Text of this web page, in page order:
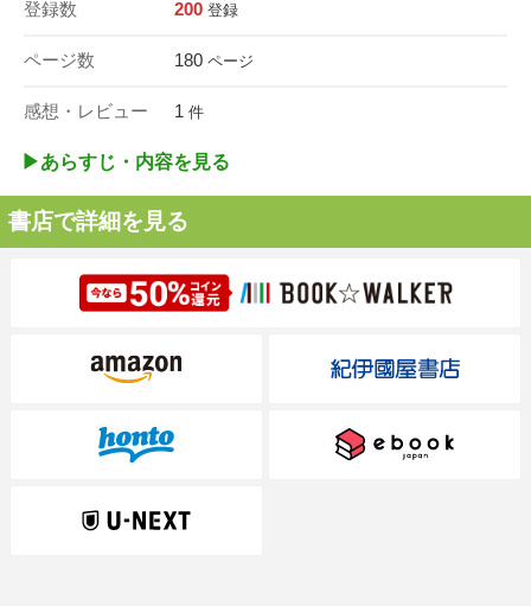
登録数 200 登録
ページ数 180 ページ
感想・レビュー 1 件
▶︎あらすじ・内容を見る
書店で詳細を見る